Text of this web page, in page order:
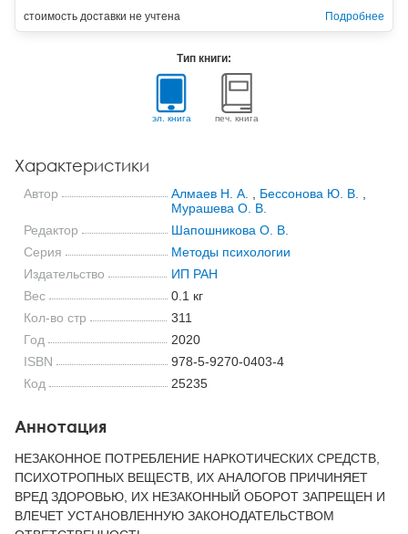
стоимость доставки не учтена Подробнее
Тип книги:
эл. книга печ. книга
Характеристики
Автор Алмаев Н. А. Бессонова Ю. В.
Мурашева О. В.
Редактор
Шапошникова О. В.
Серия
Методы психологии
Издательство
ИП РАН
Вес
0.1 кг
Кол-во стр
311
Год
2020
ISBN
978-5-9270-0403-4
Код
25235
Аннотация
НЕЗАКОННОЕ ПОТРЕБЛЕНИЕ НАРКОТИЧЕСКИХ СРЕДСТВ,
ПСИХОТРОПНЫХ ВЕЩЕСТВ, ИХ АНАЛОГОВ ПРИЧИНЯЕТ
ВРЕД ЗДОРОВЬЮ, ИХ НЕЗАКОННЫЙ ОБОРОТ ЗАПРЕЩЕН И
ВЛЕЧЕТ УСТАНОВЛЕННУЮ ЗАКОНОДАТЕЛЬСТВОМ